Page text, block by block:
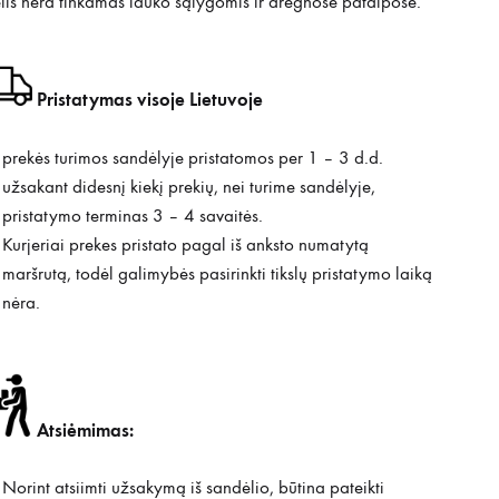
Pristatymas visoje Lietuvoje
prekės turimos sandėlyje pristatomos per 1 – 3 d.d.
užsakant didesnį kiekį prekių, nei turime sandėlyje,
pristatymo terminas 3 – 4 savaitės.
Kurjeriai prekes pristato pagal iš anksto numatytą
maršrutą, todėl galimybės pasirinkti tikslų pristatymo laiką
nėra.
Atsiėmimas:
Norint atsiimti užsakymą iš sandėlio, būtina pateikti